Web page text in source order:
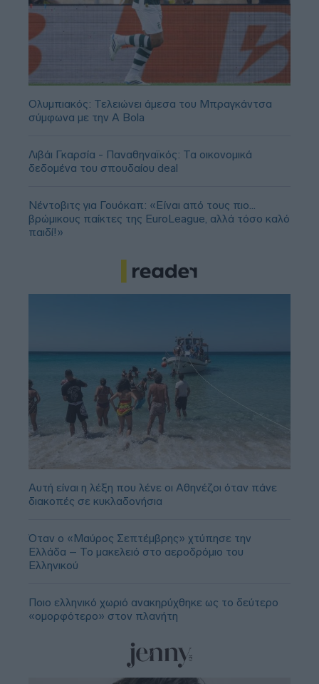
Ολυμπιακός: Τελειώνει άμεσα του Μπραγκάντσα
σύμφωνα με την A Bola
Λιβάι Γκαρσία - Παναθηναϊκός: Τα οικονομικά
δεδομένα του σπουδαίου deal
Νέντοβιτς για Γουόκαπ: «Είναι από τους πιο...
βρώμικους παίκτες της EuroLeague, αλλά τόσο καλό
παιδί!»
Αυτή είναι η λέξη που λένε οι Αθηνέζοι όταν πάνε
διακοπές σε κυκλαδονήσια
Όταν ο «Μαύρος Σεπτέμβρης» χτύπησε την
Ελλάδα – Το μακελειό στο αεροδρόμιο του
Ελληνικού
Ποιο ελληνικό χωριό ανακηρύχθηκε ως το δεύτερο
«ομορφότερο» στον πλανήτη